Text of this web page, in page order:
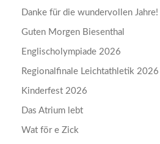
Danke für die wundervollen Jahre!
Guten Morgen Biesenthal
Englischolympiade 2026
Regionalfinale Leichtathletik 2026
Kinderfest 2026
Das Atrium lebt
Wat för e Zick